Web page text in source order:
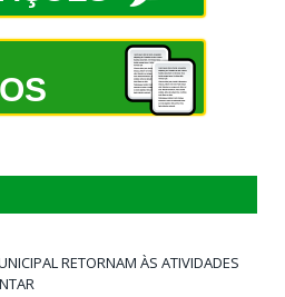
RETORNAM ÀS ATIVIDADES